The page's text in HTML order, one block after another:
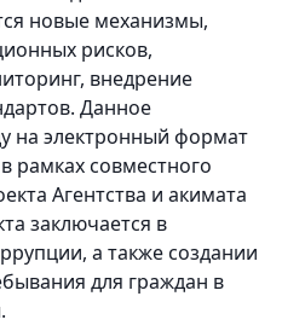
новые механизмы,
рисков,
внедрение
Данное
на электронный формат
рамках совместного
Агентства и акимата
заключается в
а также создании
для граждан в